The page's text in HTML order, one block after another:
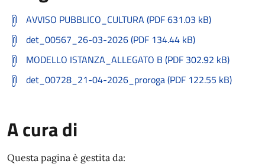
AVVISO PUBBLICO_CULTURA (PDF 631.03 kB)
det_00567_26-03-2026 (PDF 134.44 kB)
MODELLO ISTANZA_ALLEGATO B (PDF 302.92 kB)
det_00728_21-04-2026_proroga (PDF 122.55 kB)
A cura di
Questa pagina è gestita da: